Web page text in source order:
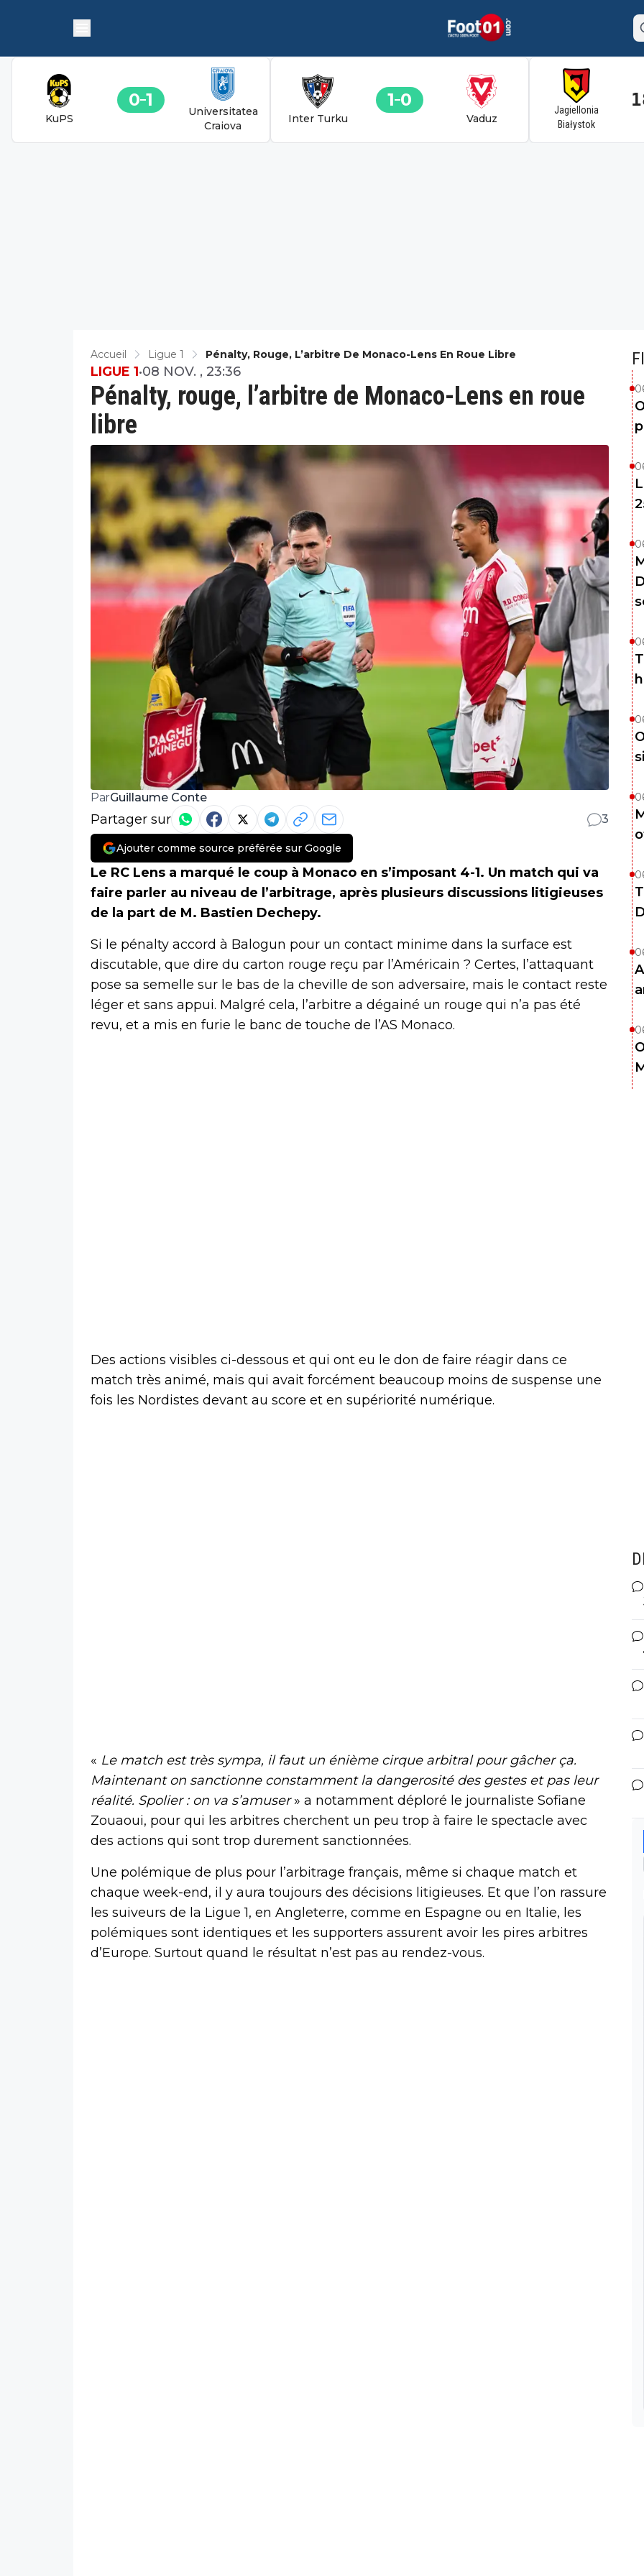
KuPS
0 1
Universitatea
Craiova
Inter Turku
1 0
Vaduz
Jagiellonia
Białystok
Accueil Ligue 1 Pénalty, Rouge, L’arbitre De Monaco-Lens En Roue Libre
Pénalty, rouge, l’arbitre de Monaco-Lens en roue
libre
LIGUE 1•08 NOV. , 23:36
ParGuillaume Conte
Partager sur 3
Ajouter comme source préférée sur Google
Le RC Lens a marqué le coup à Monaco en s’imposant 4-1. Un match qui va
faire parler au niveau de l’arbitrage, après plusieurs discussions litigieuses
de la part de M. Bastien Dechepy.
Si le pénalty accord à Balogun pour un contact minime dans la surface est
discutable, que dire du carton rouge reçu par l’Américain ? Certes, l’attaquant
pose sa semelle sur le bas de la cheville de son adversaire, mais le contact reste
léger et sans appui. Malgré cela, l’arbitre a dégainé un rouge qui n’a pas été
revu, et a mis en furie le banc de touche de l’AS Monaco.
Des actions visibles ci-dessous et qui ont eu le don de faire réagir dans ce
match très animé, mais qui avait forcément beaucoup moins de suspense une
fois les Nordistes devant au score et en supériorité numérique.
« Le match est très sympa, il faut un énième cirque arbitral pour gâcher ça.
Maintenant on sanctionne constamment la dangerosité des gestes et pas leur
réalité. Spolier : on va s’amuser» a notamment déploré le journaliste Sofiane
Zouaoui, pour qui les arbitres cherchent un peu trop à faire le spectacle avec
des actions qui sont trop durement sanctionnées.
Une polémique de plus pour l’arbitrage français, même si chaque match et
chaque week-end, il y aura toujours des décisions litigieuses. Et que l’on rassure
les suiveurs de la Ligue 1, en Angleterre, comme en Espagne ou en Italie, les
polémiques sont identiques et les supporters assurent avoir les pires arbitres
d’Europe. Surtout quand le résultat n’est pas au rendez-vous.